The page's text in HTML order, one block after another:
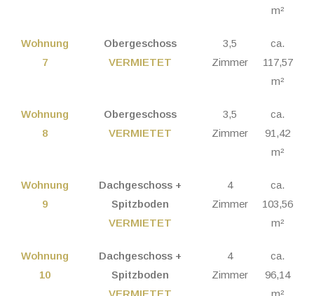
m²
Wohnung
7
Obergeschoss
VERMIETET
3,5
Zimmer
ca.
117,57
m²
Wohnung
8
Obergeschoss
VERMIETET
3,5
Zimmer
ca.
91,42
m²
Wohnung
9
Dachgeschoss +
Spitzboden
VERMIETET
4
Zimmer
ca.
103,56
m²
Wohnung
10
Dachgeschoss +
Spitzboden
VERMIETET
4
Zimmer
ca.
96,14
m²